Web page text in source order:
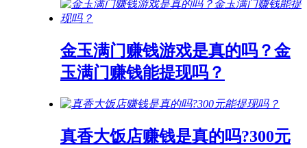
金玉满门赚钱游戏是真的吗？金
玉满门赚钱能提现吗？
真香大饭店赚钱是真的吗?300元